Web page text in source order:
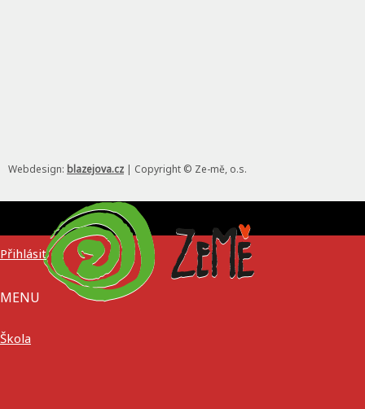
Webdesign: blazejova.cz | Copyright © Ze-mě, o.s.
MENU
Přihlásit
Škola